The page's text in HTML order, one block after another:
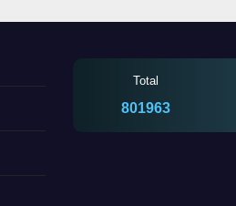
Total
801963